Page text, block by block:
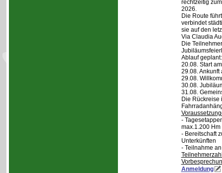
rechtzeitig
2026.
Die Route
verbindet
sie auf den
Via Claudia
Die
Ablauf geplant:
20.08. Start
29.08. Ankunft
29.08.
30.08.
31.08.
Die Rückreise
-
max.1.200 Hm
- Bereitschaft
Unterkünften
- Teilnahme
Anmeldung